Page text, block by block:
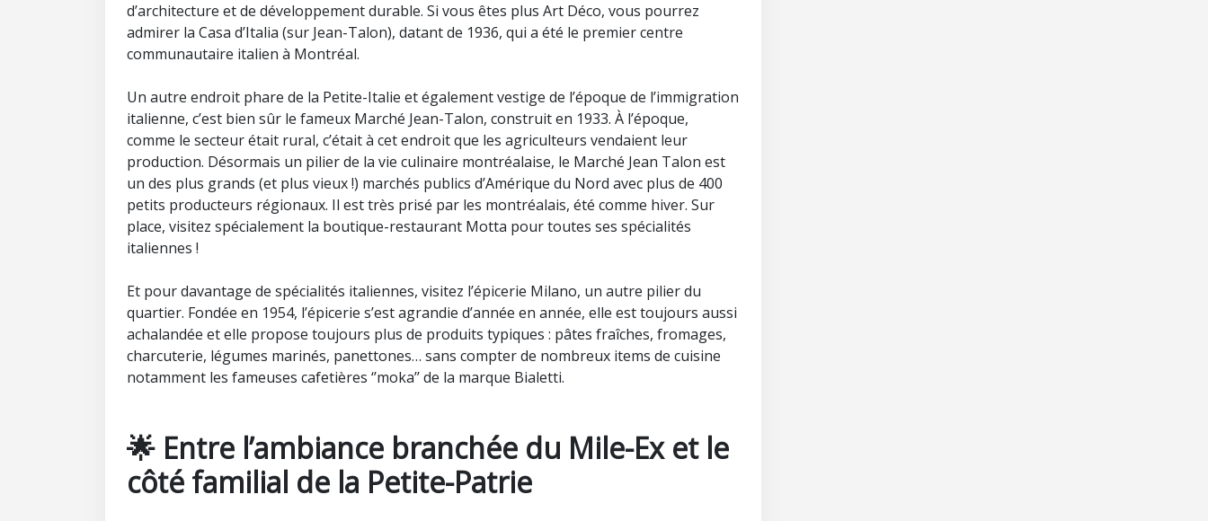
d’architecture et de développement durable. Si vous êtes plus Art Déco, vous pourrez
admirer la Casa d’Italia (sur Jean-Talon), datant de 1936, qui a été le premier centre
communautaire italien à Montréal.
Un autre endroit phare de la Petite-Italie et également vestige de l’époque de l’immigration
italienne, c’est bien sûr le fameux Marché Jean-Talon, construit en 1933. À l’époque,
comme le secteur était rural, c’était à cet endroit que les agriculteurs vendaient leur
production. Désormais un pilier de la vie culinaire montréalaise, le Marché Jean Talon est
un des plus grands (et plus vieux !) marchés publics d’Amérique du Nord avec plus de 400
petits producteurs régionaux. Il est très prisé par les montréalais, été comme hiver. Sur
place, visitez spécialement la boutique-restaurant Motta pour toutes ses spécialités
italiennes !
Et pour davantage de spécialités italiennes, visitez l’épicerie Milano, un autre pilier du
quartier. Fondée en 1954, l’épicerie s’est agrandie d’année en année, elle est toujours aussi
achalandée et elle propose toujours plus de produits typiques : pâtes fraîches, fromages,
charcuterie, légumes marinés, panettones… sans compter de nombreux items de cuisine
notamment les fameuses cafetières ‘’moka’’ de la marque Bialetti.
🌟 Entre l’ambiance branchée du Mile-Ex et le
côté familial de la Petite-Patrie